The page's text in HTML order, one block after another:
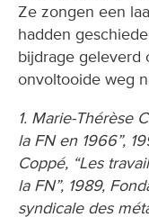
Ze zongen een
hadden
bijdrage geleverd
onvoltooide weg
1. Marie-Thérèse
la FN en 1966”,
Coppé, “Les
la FN”, 1989,
syndicale des